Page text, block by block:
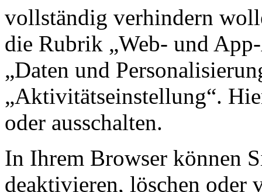
vollständig verhindern
die Rubrik „Web- und
„Daten und
„Aktivitätseinstellung“.
oder ausschalten.
In Ihrem Browser können
deaktivieren, löschen oder